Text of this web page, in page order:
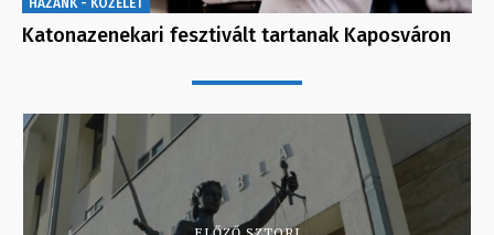
HAZÁNK - KÖZÉLET
Katonazenekari fesztivált tartanak Kaposváron